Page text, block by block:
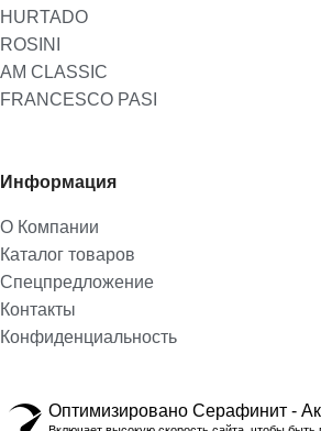
HURTADO
ROSINI
AM CLASSIC
FRANCESCO PASI
Информация
О Компании
Каталог товаров
Спецпредложение
Контакты
Конфиденциальность
Оптимизировано Серафинит -